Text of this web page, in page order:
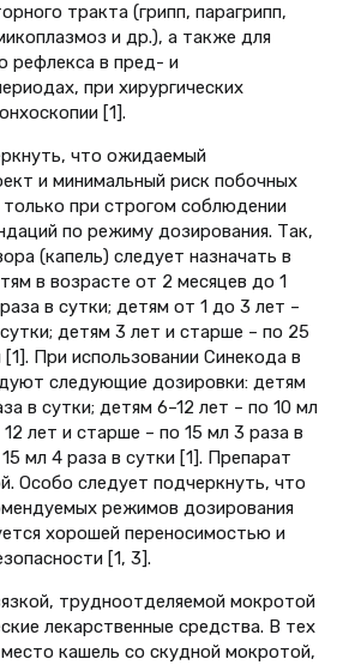
тракта (грипп, парагрипп,
и др.), а также для
рефлекса в пред- и
при хирургических
[1].
что ожидаемый
и минимальный риск побочных
при строгом соблюдении
по режиму дозирования. Так,
(капель) следует назначать в
в возрасте от 2 месяцев до 1
в сутки; детям от 1 до 3 лет –
детям 3 лет и старше – по 25
[1]. При использовании Синекода в
следующие дозировки: детям
в сутки; детям 6–12 лет – по 10 мл
лет и старше – по 15 мл 3 раза в
мл 4 раза в сутки [1]. Препарат
Особо следует подчеркнуть, что
режимов дозирования
хорошей переносимостью и
[1, 3].
трудноотделяемой мокротой
лекарственные средства. В тех
кашель со скудной мокротой,